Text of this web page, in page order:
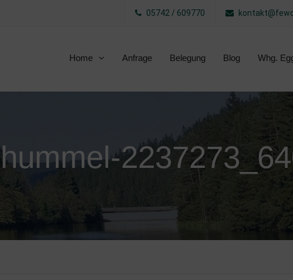
05742 / 609770
Home Anfrage Belegung Blog Whg.
hummel-